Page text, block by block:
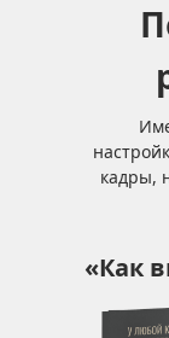
кадры,
«Как